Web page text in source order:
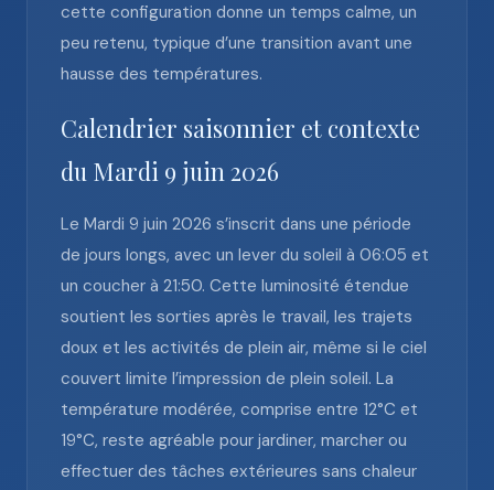
cette configuration donne un temps calme, un
peu retenu, typique d’une transition avant une
hausse des températures.
Calendrier saisonnier et contexte
du Mardi 9 juin 2026
Le Mardi 9 juin 2026 s’inscrit dans une période
de jours longs, avec un lever du soleil à 06:05 et
un coucher à 21:50. Cette luminosité étendue
soutient les sorties après le travail, les trajets
doux et les activités de plein air, même si le ciel
couvert limite l’impression de plein soleil. La
température modérée, comprise entre 12°C et
19°C, reste agréable pour jardiner, marcher ou
effectuer des tâches extérieures sans chaleur